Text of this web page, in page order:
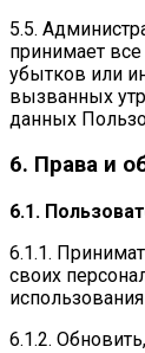
5.5.
принимает
убытков или
вызванных
данных
6. Права и
6.1.
6.1.1.
своих
6.1.2.